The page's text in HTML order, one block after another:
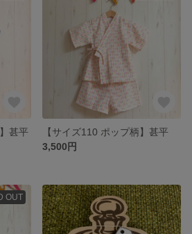
甚平
【サイズ110 ポップ柄】甚平
3,500円
OUT